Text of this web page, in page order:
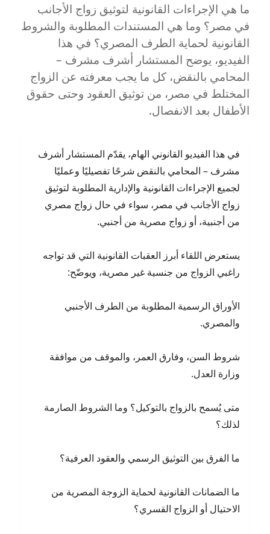
مصر:
والإجراءات
والمستندات
الرسمية
مع
المستشار
أشرف
ما هي الإجراءات القانونية لتوثيق زواج الأجانب
في مصر؟ وما هي المستندات المطلوبة والشروط
القانونية لحماية الطرف المصري؟ في هذا
الفيديو، يوضح المستشار أشرف مشرف –
المحامي بالنقض، كل ما يجب معرفته عن الزواج
المختلط في مصر، من توثيق العقود وحتى حقوق
الأطفال بعد الانفصال.
في هذا الفيديو القانوني الهام، يقدّم المستشار أشرف
مشرف – المحامي بالنقض شرحًا تفصيليًا وعمليًا
لجميع الإجراءات القانونية والإدارية المطلوبة لتوثيق
زواج الأجانب في مصر، سواء في حال زواج مصري
من أجنبية، أو زواج مصرية من أجنبي.
يستعرض اللقاء أبرز العقبات القانونية التي قد تواجه
راغبي الزواج من جنسية غير مصرية، ويوضّح:
الأوراق الرسمية المطلوبة من الطرف الأجنبي
والمصري.
شروط السن، وفارق العمر، والموقف من موافقة
وزارة العدل.
متى يُسمح بالزواج بالتوكيل؟ وما الشروط الصارمة
لذلك؟
ما الفرق بين التوثيق الرسمي والعقود العرفية؟
ما الضمانات القانونية لحماية الزوجة المصرية من
الاحتيال أو الزواج القسري؟